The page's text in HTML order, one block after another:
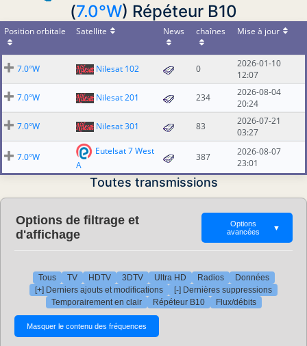
(7.0°W) Répéteur B10
Position orbitale Satellite News chaînes Mise à jour
7.0°W Nilesat 102 0
2026-01-10
12:07
7.0°W
Nilesat 201 234
2026-08-04
20:24
7.0°W
Nilesat 301 83
2026-07-21
03:27
7.0°W
Eutelsat 7 West
A
387
2026-08-07
23:01
Toutes transmissions
Options de filtrage et
d'affichage
Options
avancées
▼
Tous TV HDTV 3DTV Ultra HD Radios
Données
[+] Derniers ajouts et modifications
[-] Dernières suppressions
Temporairement en clair
Répéteur B10 Flux/débits